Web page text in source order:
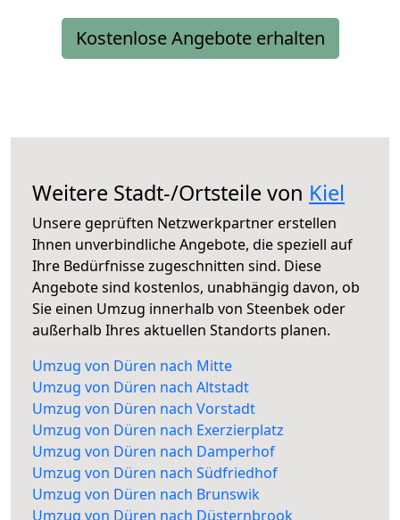
Kostenlose Angebote erhalten
Weitere Stadt-/Ortsteile von Kiel
Unsere geprüften Netzwerkpartner erstellen
Ihnen unverbindliche Angebote, die speziell auf
Ihre Bedürfnisse zugeschnitten sind. Diese
Angebote sind kostenlos, unabhängig davon, ob
Sie einen Umzug innerhalb von Steenbek oder
außerhalb Ihres aktuellen Standorts planen.
Umzug von Düren nach Mitte
Umzug von Düren nach Altstadt
Umzug von Düren nach Vorstadt
Umzug von Düren nach Exerzierplatz
Umzug von Düren nach Damperhof
Umzug von Düren nach Südfriedhof
Umzug von Düren nach Brunswik
Umzug von Düren nach Düsternbrook